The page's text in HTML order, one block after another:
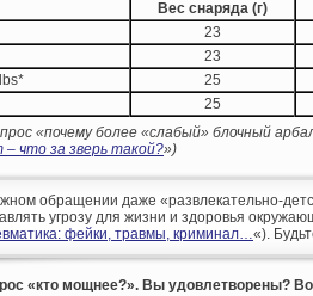
Вес снаряда (г)
23
23
25
25
«почему более «слабый» блочный
что за зверь такой?»)
обращении даже «развлекательно-
угрозу для жизни и здоровья
фейки, травмы, криминал… «).
«кто мощнее?». Вы удовлетворены?